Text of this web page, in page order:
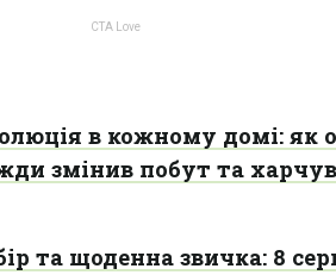
в кожному домі: як
змінив побут та
та щоденна звичка: 8